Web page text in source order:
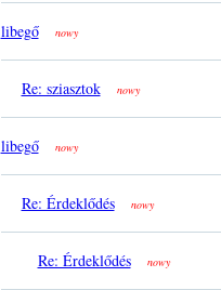
libegő nowy
Re: sziasztok nowy
libegő nowy
Re: Érdeklődés nowy
Re: Érdeklődés nowy